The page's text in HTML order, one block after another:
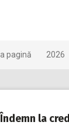
pagină 2026
Îndemn la